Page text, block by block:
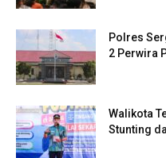
Polres
2 Perwira
Walikota
Stunting